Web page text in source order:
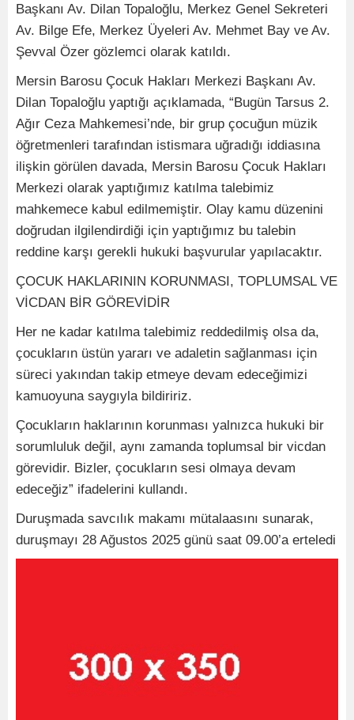
Başkanı Av. Dilan Topaloğlu, Merkez Genel Sekreteri
Av. Bilge Efe, Merkez Üyeleri Av. Mehmet Bay ve Av.
Şevval Özer gözlemci olarak katıldı.
Mersin Barosu Çocuk Hakları Merkezi Başkanı Av.
Dilan Topaloğlu yaptığı açıklamada, “Bugün Tarsus 2.
Ağır Ceza Mahkemesi’nde, bir grup çocuğun müzik
öğretmenleri tarafından istismara uğradığı iddiasına
ilişkin görülen davada, Mersin Barosu Çocuk Hakları
Merkezi olarak yaptığımız katılma talebimiz
mahkemece kabul edilmemiştir. Olay kamu düzenini
doğrudan ilgilendirdiği için yaptığımız bu talebin
reddine karşı gerekli hukuki başvurular yapılacaktır.
ÇOCUK HAKLARININ KORUNMASI, TOPLUMSAL VE
VİCDAN BİR GÖREVİDİR
Her ne kadar katılma talebimiz reddedilmiş olsa da,
çocukların üstün yararı ve adaletin sağlanması için
süreci yakından takip etmeye devam edeceğimizi
kamuoyuna saygıyla bildiririz.
Çocukların haklarının korunması yalnızca hukuki bir
sorumluluk değil, aynı zamanda toplumsal bir vicdan
görevidir. Bizler, çocukların sesi olmaya devam
edeceğiz” ifadelerini kullandı.
Duruşmada savcılık makamı mütalaasını sunarak,
duruşmayı 28 Ağustos 2025 günü saat 09.00’a erteledi